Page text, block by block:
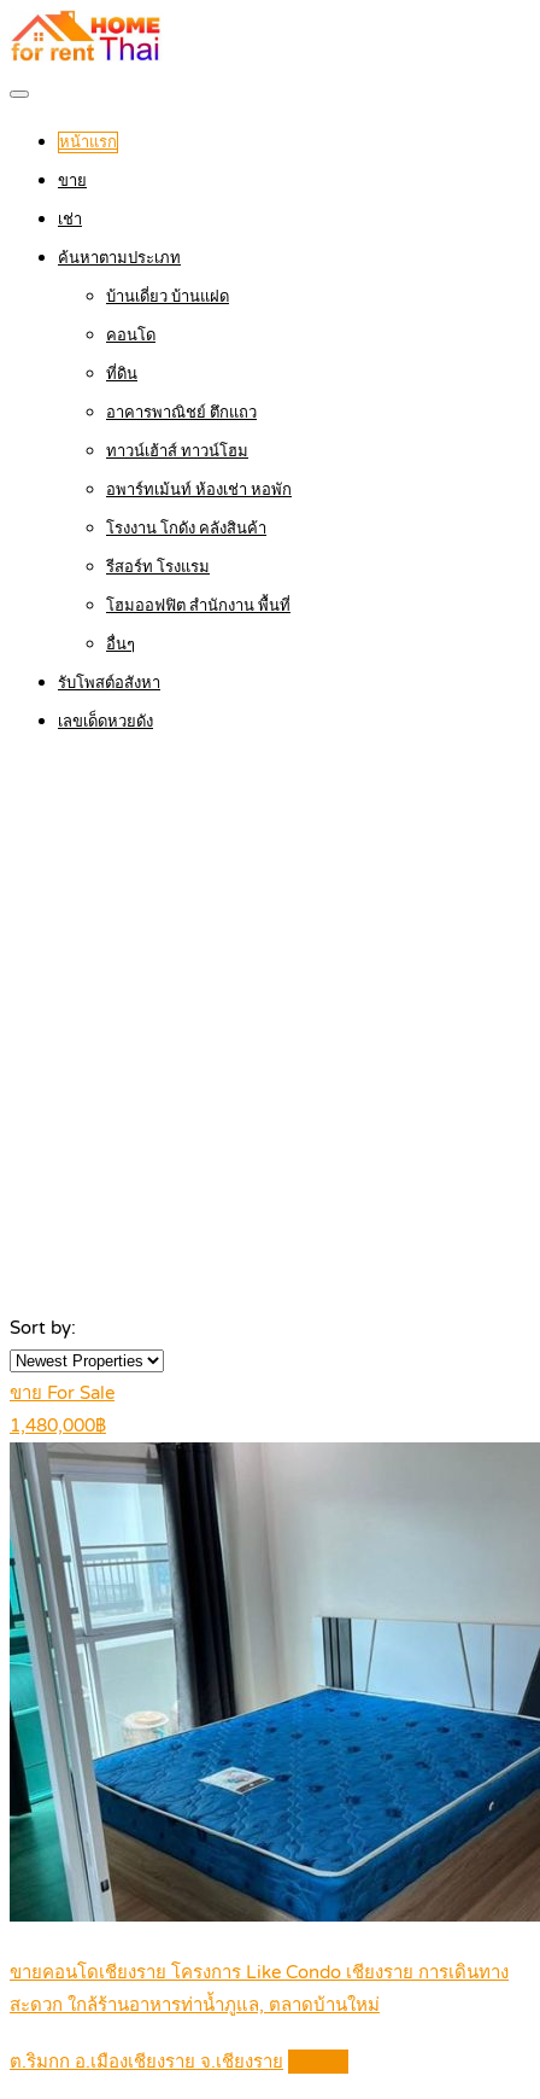
หน้าแรก
ขาย
เช่า
ค้นหาตามประเภท
บ้านเดี่ยว บ้านแฝด
คอนโด
ที่ดิน
อาคารพาณิชย์ ตึกแถว
ทาวน์เฮ้าส์ ทาวน์โฮม
อพาร์ทเม้นท์ ห้องเช่า หอพัก
โรงงาน โกดัง คลังสินค้า
รีสอร์ท โรงแรม
โฮมออฟฟิต สำนักงาน พื้นที่
อื่นๆ
รับโพสต์อสังหา
เลขเด็ดหวยดัง
Sort by:
ขาย For Sale
1,480,000฿
ขายคอนโดเชียงราย โครงการ Like Condo เชียงราย การเดินทาง
สะดวก ใกล้ร้านอาหารท่าน้ำภูแล, ตลาดบ้านใหม่
ต.ริมกก อ.เมืองเชียงราย จ.เชียงราย